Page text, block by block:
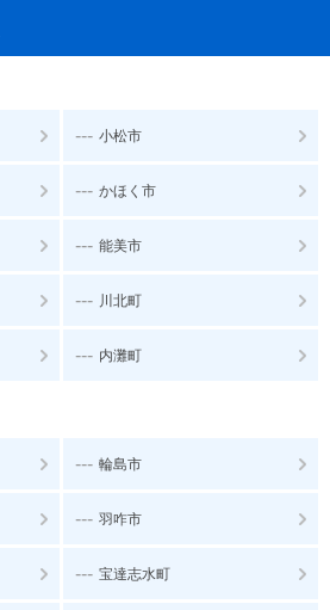
--- 小松市
--- かほく市
--- 能美市
--- 川北町
--- 内灘町
--- 輪島市
--- 羽咋市
--- 宝達志水町